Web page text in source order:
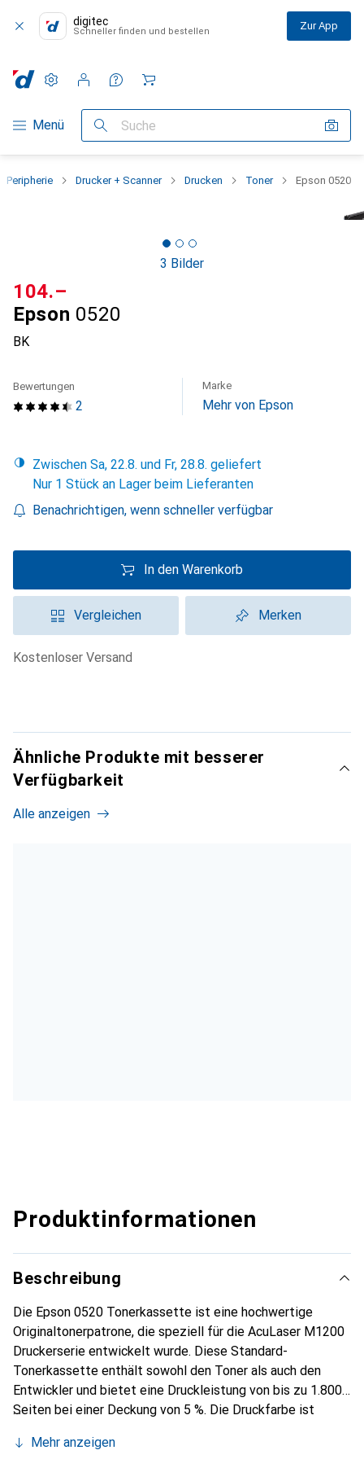
digitec
Schneller finden und bestellen Zur App
Navigation nach Kategorien
Menü Suche
Einstellungen
Kundenkonto
Vergleichslisten
Merklisten
Warenkorb
Peripherie Drucker + Scanner Drucken Toner Epson 0520
3 Bilder
Epson 0520
BK
CHF
104.–
2
Bewertungen Marke
Mehr von Epson
Zwischen Sa, 22.8. und Fr, 28.8. geliefert
Nur 1 Stück an Lager beim Lieferanten
Benachrichtigen, wenn schneller verfügbar
In den Warenkorb
Vergleichen Merken
kostenloser Versand
Ähnliche Produkte mit besserer
Verfügbarkeit
Alle anzeigen
Produktinformationen
Beschreibung
Die Epson 0520 Tonerkassette ist eine hochwertige
Originaltonerpatrone, die speziell für die AcuLaser M1200
Druckerserie entwickelt wurde. Diese Standard-
Tonerkassette enthält sowohl den Toner als auch den
Entwickler und bietet eine Druckleistung von bis zu 1.800
Seiten bei einer Deckung von 5 %. Die Druckfarbe ist
Druckanwendungen macht, von Dokumenten bis hin zu
Mehr anzeigen